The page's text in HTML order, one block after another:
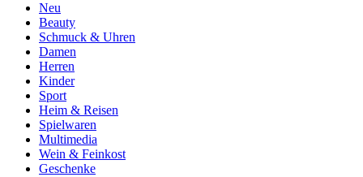
Neu
Beauty
Schmuck & Uhren
Damen
Herren
Kinder
Sport
Heim & Reisen
Spielwaren
Multimedia
Wein & Feinkost
Geschenke